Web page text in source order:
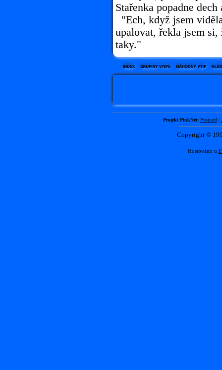
Stařenka popadne dech
"Ech, když jsem
upalovat, řekla jsem
taky."
Projekt PinkNet: Postcard|
Copyright ©
Hostováno u